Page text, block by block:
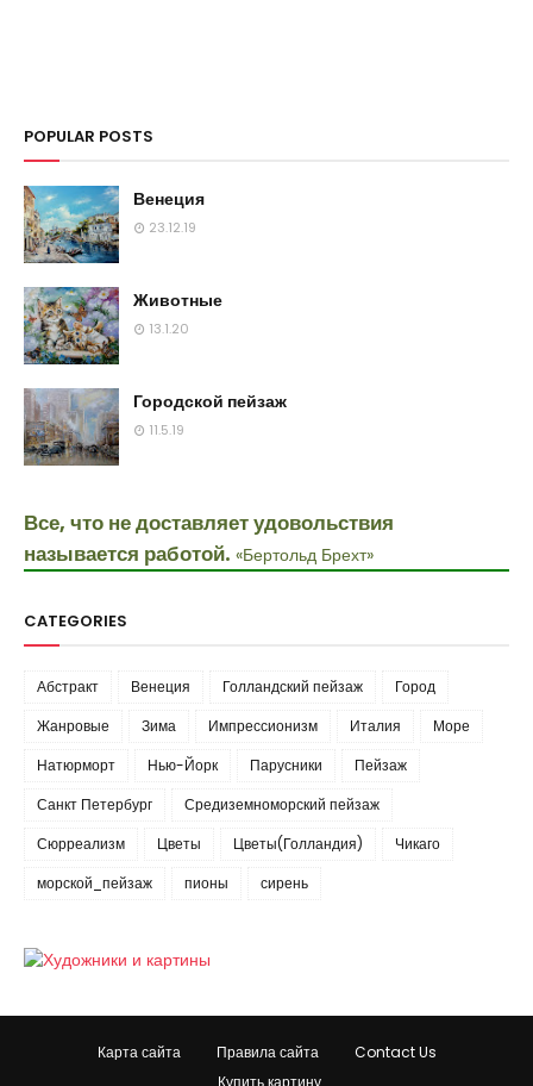
POPULAR POSTS
Венеция
23.12.19
Животные
13.1.20
Городской пейзаж
11.5.19
Все, что не доставляет удовольствия
называется работой. «Бертольд Брехт»
CATEGORIES
Абстракт Венеция Голландский пейзаж
Город
Жанровые
Зима Импрессионизм Италия
Море
Натюрморт
Нью-Йорк Парусники
Пейзаж
Санкт Петербург
Средиземноморский пейзаж
Сюрреализм
Цветы Цветы(Голландия)
Чикаго
морской_пейзаж
пионы сирень
Карта сайта Правила сайта
Contact Us
Купить картину